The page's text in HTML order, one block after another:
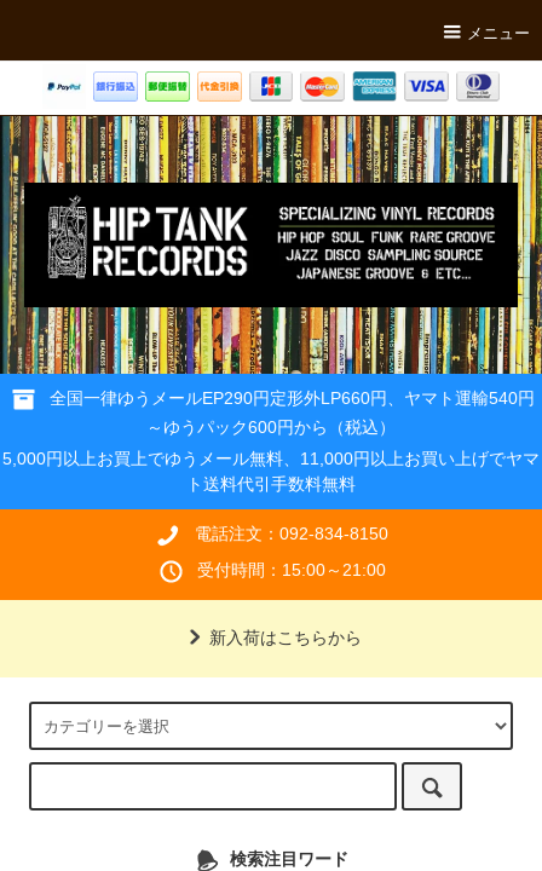
メニュー
全国一律ゆうメールEP290円定形外LP660円、ヤマト運輸540円
～ゆうパック600円から（税込）
5,000円以上お買上でゆうメール無料、11,000円以上お買い上げでヤマ
ト送料代引手数料無料
電話注文：092-834-8150
受付時間：15:00～21:00
新入荷はこちらから
検索注目ワード